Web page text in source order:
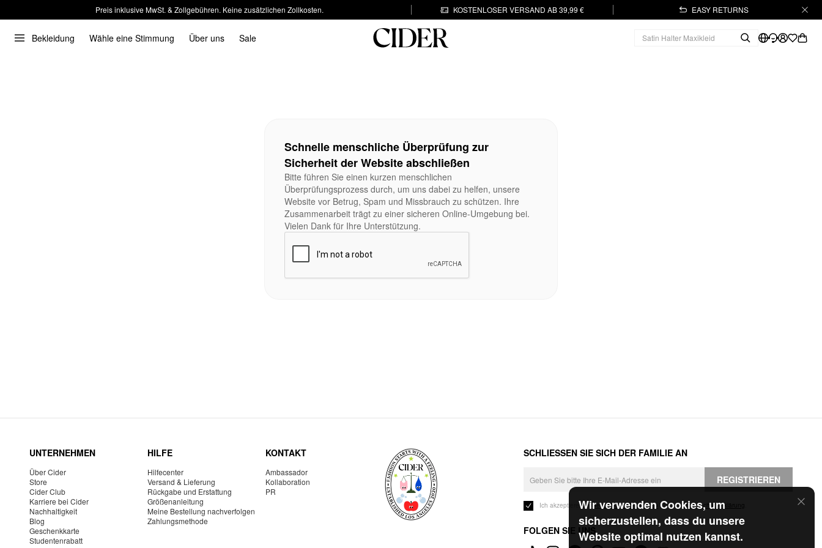
Preis inklusive MwSt. & Zollgebühren. Keine zusätzlichen Zollkosten. KOSTENLOSER VERSAND AB 39,99 € EASY RETURNS
Bekleidung Wähle eine Stimmung Über uns Sale
Wir verwenden Cookies, um
sicherzustellen, dass du unsere
Website optimal nutzen kannst.
Schnelle menschliche Überprüfung zur
Sicherheit der Website abschließen
Bitte führen Sie einen kurzen menschlichen
Überprüfungsprozess durch, um uns dabei zu helfen, unsere
Website vor Betrug, Spam und Missbrauch zu schützen. Ihre
Zusammenarbeit trägt zu einer sicheren Online-Umgebung bei.
Vielen Dank für Ihre Unterstützung.
UNTERNEHMEN
Über Cider
Store
Cider Club
Karriere bei Cider
Nachhaltigkeit
Blog
Geschenkkarte
Studentenrabatt
HILFE
Hilfecenter
Versand & Lieferung
Rückgabe und Erstattung
Größenanleitung
Meine Bestellung nachverfolgen
Zahlungsmethode
KONTAKT
Ambassador
Kollaboration
PR
SCHLIESSEN SIE SICH DER FAMILIE AN
REGISTRIEREN
Ich akzeptiere dieGeschäftsbedingungen und die Datenschutzerklärung
FOLGEN SIE UNS